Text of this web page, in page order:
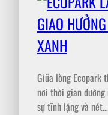
Giữa lòng Ecopark
nơi thời gian dường
sự tĩnh lặng và nét…